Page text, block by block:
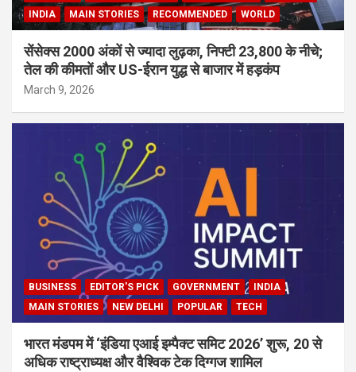
INDIA
MAIN STORIES RECOMMENDED WORLD
सेंसेक्स 2000 अंकों से ज्यादा लुढ़का, निफ्टी 23,800 के नीचे;
तेल की कीमतों और US-ईरान युद्ध से बाजार में हड़कंप
March 9, 2026
BUSINESS EDITOR'S PICK GOVERNMENT
INDIA
MAIN STORIES
NEW DELHI POPULAR TECH
भारत मंडपम में ‘इंडिया एआई इम्पैक्ट समिट 2026’ शुरू, 20 से
अधिक राष्ट्राध्यक्ष और वैश्विक टेक दिग्गज शामिल